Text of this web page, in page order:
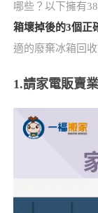
哪些？以下擁有
箱壞掉後的3個正
適的廢棄冰箱回收
1.請家電販賣